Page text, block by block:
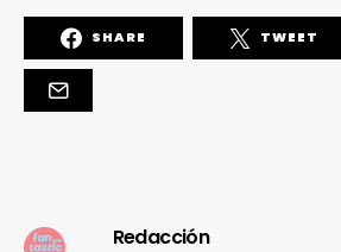
SHARE TWEET
Redacción